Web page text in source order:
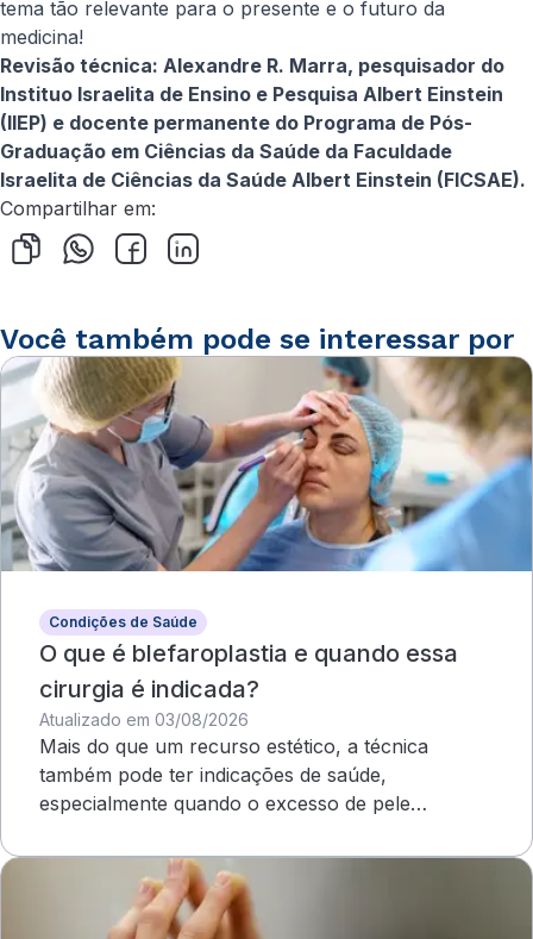
tema tão relevante para o presente e o futuro da
medicina!
Revisão técnica: Alexandre R. Marra, pesquisador do
Instituo Israelita de Ensino e Pesquisa Albert Einstein
(IIEP) e docente permanente do Programa de Pós-
Graduação em Ciências da Saúde da Faculdade
Israelita de Ciências da Saúde Albert Einstein (FICSAE).
Compartilhar em:
Você também pode se interessar por
Condições de Saúde
O que é blefaroplastia e quando essa
cirurgia é indicada?
Atualizado em 03/08/2026
Mais do que um recurso estético, a técnica
também pode ter indicações de saúde,
especialmente quando o excesso de pele